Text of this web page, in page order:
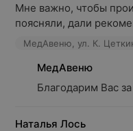
Мне важно, чтобы
поясняли, дали
МедАвеню, ул. К.
МедАвеню
Благодарим Вас
Наталья Лось